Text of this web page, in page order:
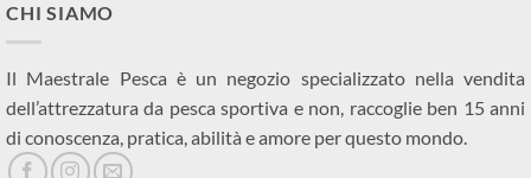
CHI SIAMO
Il Maestrale Pesca è un negozio specializzato nella vendita
dell’attrezzatura da pesca sportiva e non, raccoglie ben 15 anni
di conoscenza, pratica, abilità e amore per questo mondo.